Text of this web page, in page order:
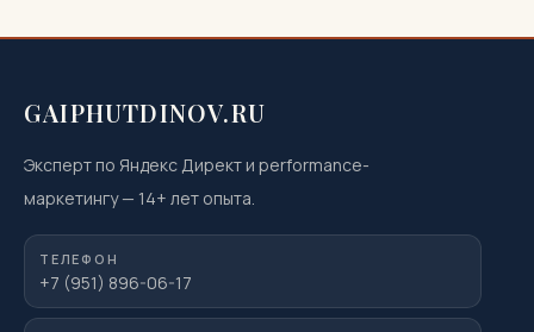
GAIPHUTDINOV.RU
Эксперт по Яндекс Директ и performance-
маркетингу— 14+ лет опыта.
ТЕЛЕФОН
+7 (951) 896-06-17